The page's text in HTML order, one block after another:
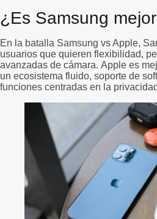
¿Es Samsung
En la batalla Samsung vs Apple,
usuarios que quieren flexibilidad,
avanzadas de cámara. Apple es
un ecosistema fluido, soporte de
funciones centradas en la